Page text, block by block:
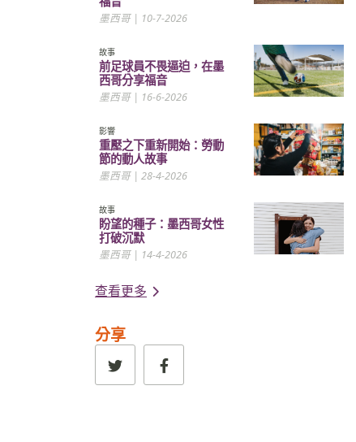
墨西哥| 10-7-2026
故事
前足球員不畏逼迫，在墨
西哥分享福音
墨西哥| 16-6-2026
影響
重壓之下重新開始：勞動
節的動人故事
墨西哥| 28-4-2026
故事
盼望的種子：墨西哥女性
打破沉默
墨西哥| 14-4-2026
查看更多
分享